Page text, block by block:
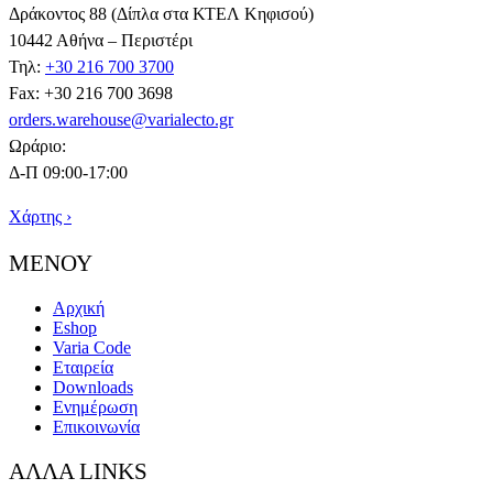
Δράκοντος 88 (Δίπλα στα ΚΤΕΛ Κηφισού)
10442 Αθήνα – Περιστέρι
Τηλ: +30 216 700 3700
Fax: +30 216 700 3698
orders.warehouse@varialecto.gr
Ωράριο:
Δ-Π 09:00-17:00
Χάρτης ›
ΜΕΝΟΥ
Αρχική
Eshop
Varia Code
Εταιρεία
Downloads
Ενημέρωση
Επικοινωνία
ΑΛΛΑ LINKS